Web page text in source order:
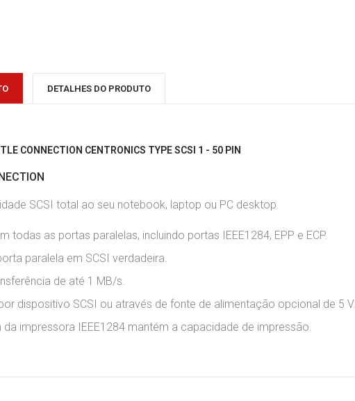
DETALHES DO PRODUTO
CONNECTION CENTRONICS TYPE SCSI 1 - 50 PIN
SCSI total ao seu notebook, laptop ou PC desktop.
todas as portas paralelas, incluindo portas IEEE1284, EPP e ECP.
paralela em SCSI verdadeira.
de até 1 MB/s.
dispositivo SCSI ou através de fonte de alimentação opcional de 5 V.
da impressora IEEE1284 mantém a capacidade de impressão.